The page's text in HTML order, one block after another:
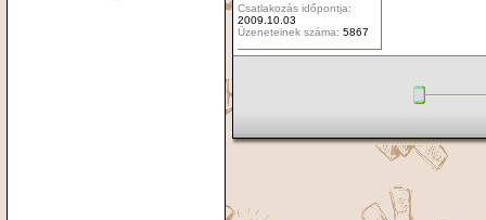
Csatlakozás időpontja:
2009.10.03
Üzeneteinek száma: 5867